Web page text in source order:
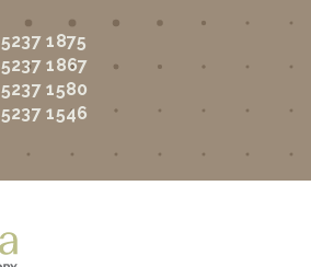
1875
1867
1580
1546